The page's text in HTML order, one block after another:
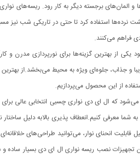
و المان‌های برجسته دیگر به کار رود.
پشت نرده‌ها استفاده کرد تا حتی در تاریکی شب
فراهم می‌کنند.
یکی از بهترین گزینه‌ها برای نورپردازی مدرن
و جذاب، جلوه‌ای ویژه به محیط می‌بخشد.از
از این محصول می‌پردازیم.
که ال‌ ای‌ دی نواری چسبی انتخابی عالی برای
شما معرفی کنیم.انعطاف پذیری بالابه دلیل
انحنای نوار، می‌توانید طراحی‌های
نصب ریسه نواری ال‌ ای‌ دی بسیار ساده و